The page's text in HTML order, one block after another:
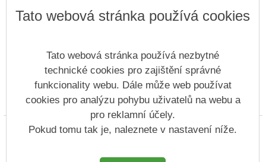
Prohlášení o přístupnosti Mapa webu Cookies
Copyright © 2022 - 2023 SZŠ Antonína Sochora &
Tato webová stránka používá cookies
Tato webová stránka používá nezbytné
technické cookies pro zajištění správné
funkcionality webu. Dále může web používat
cookies pro analýzu pohybu uživatelů na webu a
pro reklamní účely.
Pokud tomu tak je, naleznete v nastavení níže.